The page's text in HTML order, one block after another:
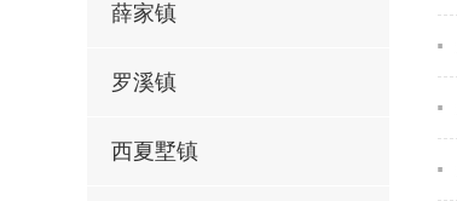
薛家镇
罗溪镇
西夏墅镇